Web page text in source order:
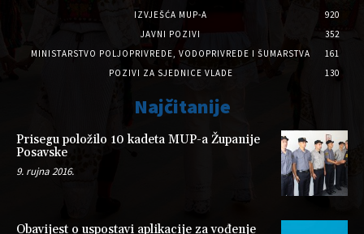
IZVJEŠĆA MUP-A
920
JAVNI POZIVI
352
MINISTARSTVO POLJOPRIVREDE, VODOPRIVREDE I ŠUMARSTVA
161
POZIVI ZA SJEDNICE VLADE
130
Najčitanije
Prisegu položilo 10 kadeta MUP-a Županije
Posavske
9. rujna 2016.
Obavijest o uspostavi aplikacije za vođenje